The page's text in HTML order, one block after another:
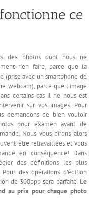
ce
des photos dont nous ne
rien faire, parce que la
(prise avec un smartphone de
webcam), parce que l'image
certains cas il ne nous est
sur vos images. Pour
demandons de bien vouloir
pour examen avant de
Nous vous dirons alors
être retravaillées et vous
en conséquence! Dans
des définitions les plus
Pour des opérations d'édition
de 300ppp sera parfaite. Le
au prix pour chaque photo